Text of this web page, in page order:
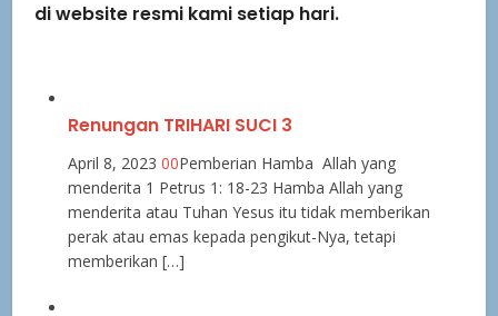
di website resmi kami setiap hari.
Renungan TRIHARI SUCI 3
April 8, 202300Pemberian Hamba Allah yang
menderita 1 Petrus 1: 18-23 Hamba Allah yang
menderita atau Tuhan Yesus itu tidak memberikan
perak atau emas kepada pengikut-Nya, tetapi
memberikan […]